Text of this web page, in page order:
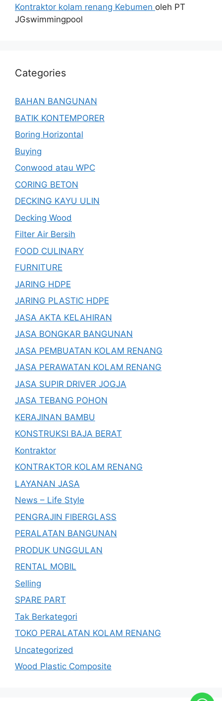
Kontraktor kolam renang Kebumen oleh PT
JGswimmingpool
Categories
BAHAN BANGUNAN
BATIK KONTEMPORER
Boring Horizontal
Buying
Conwood atau WPC
CORING BETON
DECKING KAYU ULIN
Decking Wood
Filter Air Bersih
FOOD CULINARY
FURNITURE
JARING HDPE
JARING PLASTIC HDPE
JASA AKTA KELAHIRAN
JASA BONGKAR BANGUNAN
JASA PEMBUATAN KOLAM RENANG
JASA PERAWATAN KOLAM RENANG
JASA SUPIR DRIVER JOGJA
JASA TEBANG POHON
KERAJINAN BAMBU
KONSTRUKSI BAJA BERAT
Kontraktor
KONTRAKTOR KOLAM RENANG
LAYANAN JASA
News – Life Style
PENGRAJIN FIBERGLASS
PERALATAN BANGUNAN
PRODUK UNGGULAN
RENTAL MOBIL
Selling
SPARE PART
Tak Berkategori
TOKO PERALATAN KOLAM RENANG
Uncategorized
Wood Plastic Composite